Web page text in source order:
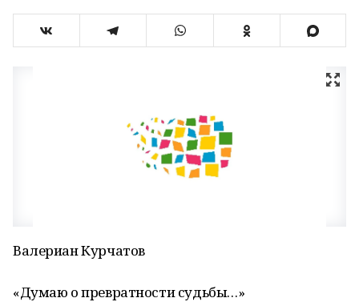
Валериан Курчатов
«Думаю о превратности судьбы…»